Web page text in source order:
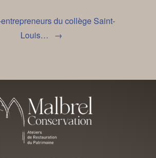
du collège Saint-
Louis…
→